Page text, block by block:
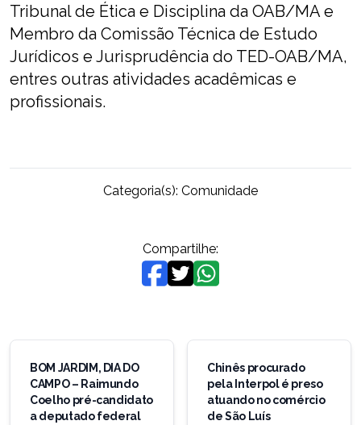
Tribunal de Ética e Disciplina da OAB/MA e
Membro da Comissão Técnica de Estudo
Jurídicos e Jurisprudência do TED-OAB/MA,
entres outras atividades acadêmicas e
profissionais.
Categoria(s): Comunidade
Compartilhe:
Navegação
Post
BOM JARDIM, DIA DO
CAMPO – Raimundo
Coelho pré-candidato
a deputado federal
Chinês procurado
pela Interpol é preso
atuando no comércio
de São Luís